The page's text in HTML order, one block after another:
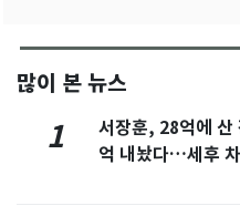
많이 본 뉴스
1
서장훈, 28억에 산
억 내놨다…세후